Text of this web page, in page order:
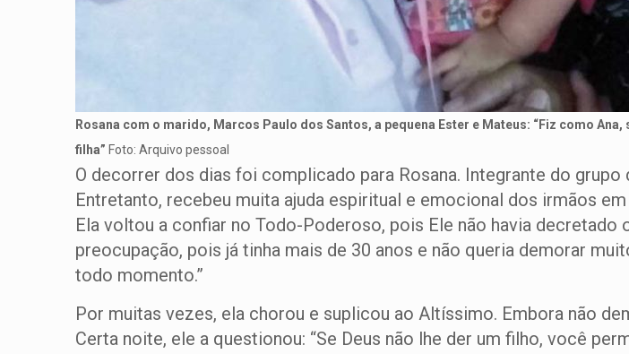
Rosana com o marido, Marcos Paulo dos Santos, a pequena Ester e Mateus: “Fiz como
filha” Foto: Arquivo pessoal
O decorrer dos dias foi complicado para Rosana. Integrante do
Entretanto, recebeu muita ajuda espiritual e emocional dos irmãos
Ela voltou a confiar no Todo-Poderoso, pois Ele não havia
preocupação, pois já tinha mais de 30 anos e não queria demorar
todo momento.”
Por muitas vezes, ela chorou e suplicou ao Altíssimo. Embora não
Certa noite, ele a questionou: “Se Deus não lhe der um filho, você